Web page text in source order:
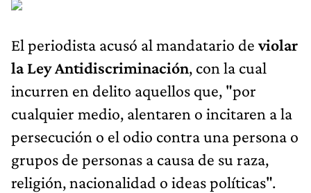
El periodista acusó al mandatario deviolar
la Ley Antidiscriminación, con la cual
incurren en delito aquellos que, "por
cualquier medio, alentaren o incitaren a la
persecución o el odio contra una persona o
grupos de personas a causa de su raza,
religión, nacionalidad o ideas políticas".